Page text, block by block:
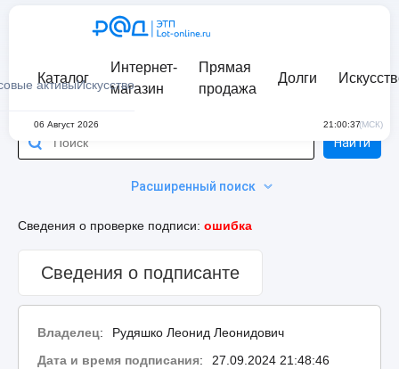
активыИскусство
Каталог
Интернет-
магазин
Прямая
продажа
Долги
06 Август 2026 21:00:37(МСК)
Расширенный поиск
Найти
Сведения о проверке подписи: ошибка
Сведения о подписанте
Владелец:
Рудяшко Леонид Леонидович
Дата и время подписания: 27.09.2024 21:48:46